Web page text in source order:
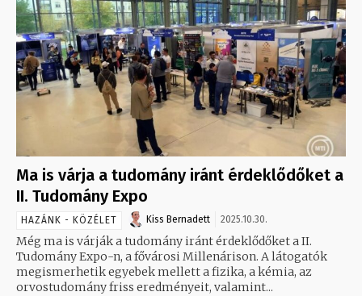
Ma is várja a tudomány iránt érdeklődőket a
II. Tudomány Expo
HAZÁNK - KÖZÉLET Kiss Bernadett 2025.10.30.
Még ma is várják a tudomány iránt érdeklődőket a II.
Tudomány Expo-n, a fővárosi Millenárison. A látogatók
megismerhetik egyebek mellett a fizika, a kémia, az
orvostudomány friss eredményeit, valamint...